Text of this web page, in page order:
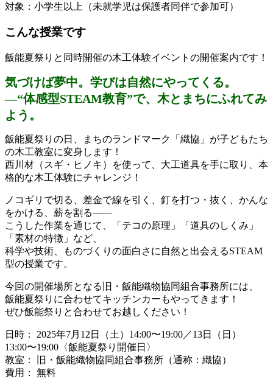
対象：小学生以上（未就学児は保護者同伴で参加可）
こんな授業です
飯能夏祭りと同時開催の木工体験イベントの開催案内です！
気づけば夢中。学びは自然にやってくる。
―“体感型STEAM教育”で、木とまちにふれてみ
よう。
飯能夏祭りの日、まちのランドマーク「織協」が子どもたち
の木工教室に変身します！
西川材（スギ・ヒノキ）を使って、大工道具を手に取り、本
格的な木工体験にチャレンジ！
ノコギリで切る、差金で線を引く、釘を打つ・抜く、かんな
をかける、薪を割る――
こうした作業を通じて、「テコの原理」「道具のしくみ」
「素材の特徴」など、
科学や技術、ものづくりの面白さに自然と出会えるSTEAM
型の授業です。
今回の開催場所となる旧・飯能織物協同組合事務所には、
飯能夏祭りに合わせてキッチンカーもやってきます！
ぜひ飯能祭りと合わせてお越しください！
日時： 2025年7月12日（土）14:00〜19:00／13日（日）
13:00〜19:00〈飯能夏祭り開催日〉
教室： 旧・飯能織物協同組合事務所（通称：織協）
費用： 無料